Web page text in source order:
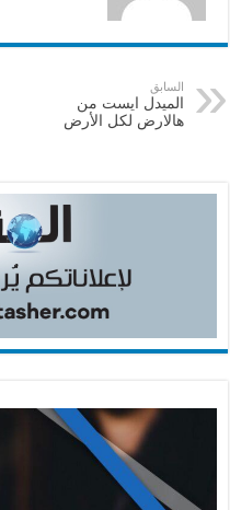
السابق
الميدل ايست من
هالارض لكل الأرض